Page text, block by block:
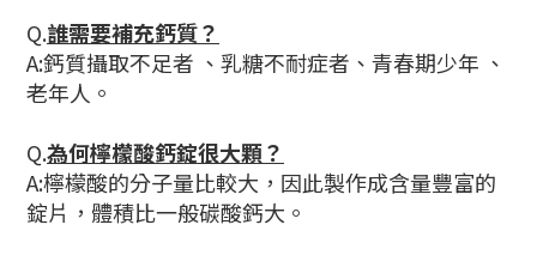
Q.誰需要補充鈣質？
A:鈣質攝取不足者 、乳糖不耐症者、青春期少年 、
老年人。
Q.為何檸檬酸鈣錠很大顆？
A:檸檬酸的分子量比較大，因此製作成含量豐富的
錠片，體積比一般碳酸鈣大。